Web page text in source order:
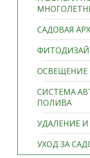
САДОВАЯ
ОСВЕЩЕНИЕ
СИСТЕМА
ПОЛИВА
УДАЛЕНИЕ И
УХОД ЗА